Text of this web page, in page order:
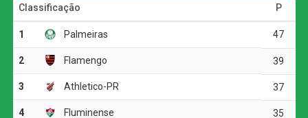
invicta até então.
A partida foi fortemente influenciada pelos efeitos da
altitude. Apesar de ter escalado jogadores com menor
desgaste, a equipe brasileira mostrou-se pouco incisiva e
priorizou a economia de energia, visivelmente afetada
pelo ar rarefeito. A preocupação em se poupar superou a